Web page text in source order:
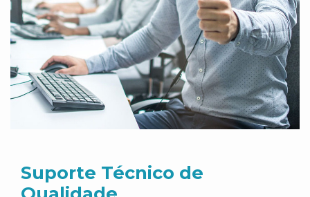
Suporte Técnico de